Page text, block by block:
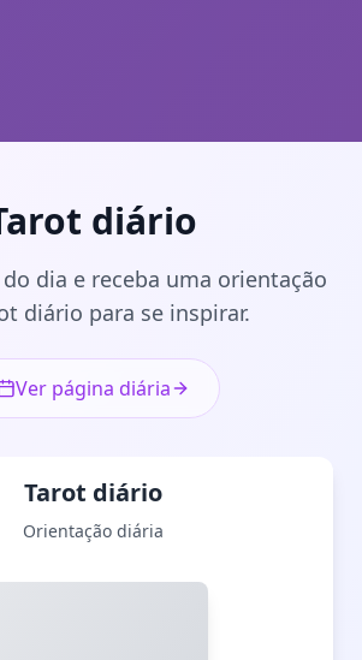
diário
dia e receba uma orientação
diário para se inspirar.
Ver página diária
Tarot diário
Orientação diária